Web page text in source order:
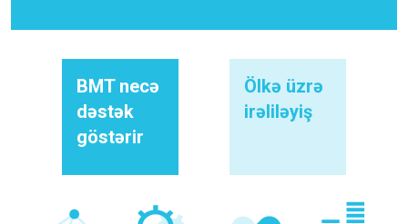
BMT necə
dəstək
göstərir
Ölkə üzrə
irəliləyiş